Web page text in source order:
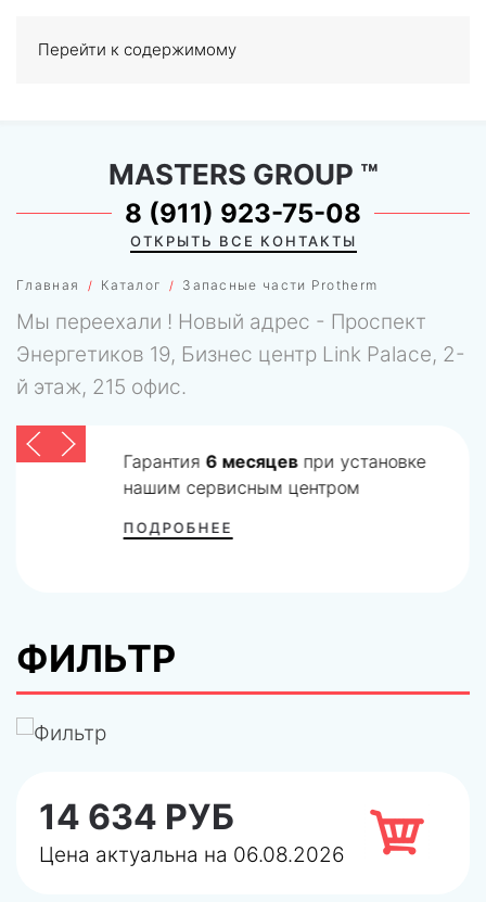
Перейти к содержимому
0
Главная Каталог Запасные части Protherm
MASTERS GROUP ™
8 (911) 923-75-08
ОТКРЫТЬ ВСЕ КОНТАКТЫ
Мы переехали ! Новый адрес - Проспект
Энергетиков 19, Бизнес центр Link Palace, 2-
й этаж, 215 офис.
Гарантия 6 месяцевпри установке
нашим сервисным центром
ПОДРОБНЕЕ
ФИЛЬТР
14 634 РУБ
Цена актуальна на 06.08.2026